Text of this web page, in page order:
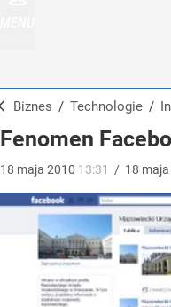
Biznes / Technologie /
Fenomen
18 maja 2010 13:31 / 18 maja